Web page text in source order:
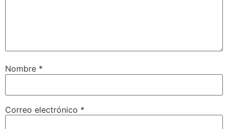
Nombre *
Correo electrónico *